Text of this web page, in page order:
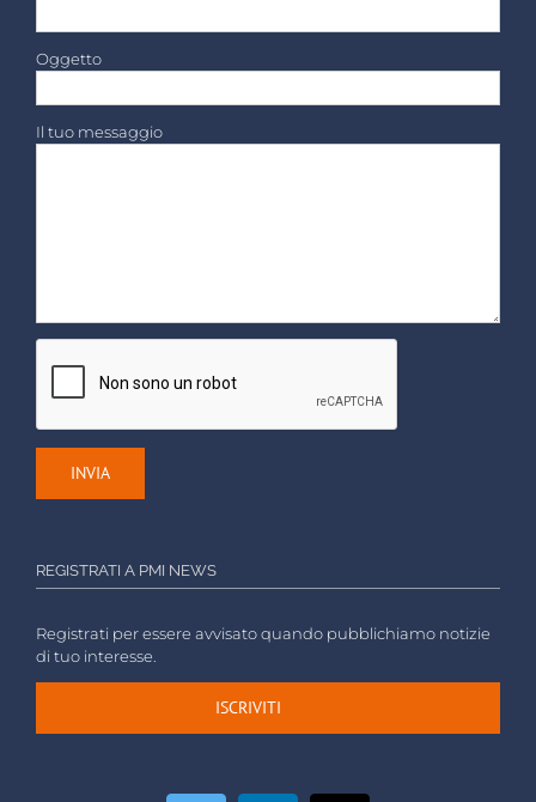
Oggetto
Il tuo messaggio
REGISTRATI A PMI NEWS
Registrati per essere avvisato quando pubblichiamo notizie
di tuo interesse.
ISCRIVITI